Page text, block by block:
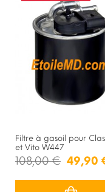
Filtre à gasoil pour
et Vito W447
108,00 € 49,90